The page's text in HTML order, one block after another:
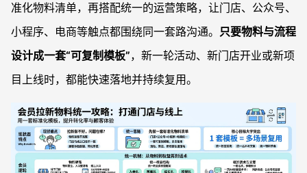
准化物料清单，再搭配统一的运营策略，让门店、公众号、
小程序、电商等触点都围绕同一套路沟通。 只要物料与流程
设计成一套“可复制模板”，新一轮活动、新门店开业或新项
目上线时，都能快速落地并持续复用。